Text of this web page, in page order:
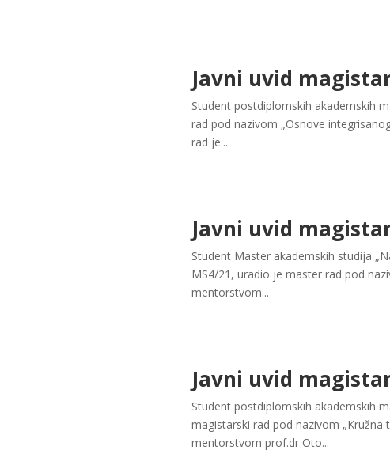
Javni uvid
Student postdiplomskih akademskih
rad pod nazivom „Osnove
rad je...
Javni uvid
Student Master akademskih studija
MS4/21, uradio je master rad pod
mentorstvom...
Javni uvid
Student postdiplomskih akademskih
magistarski rad pod nazivom
mentorstvom prof.dr Oto...